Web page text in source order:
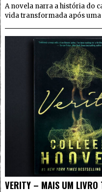
A novela narra a história do
vida transformada após
VERITY – MAIS UM LIVRO